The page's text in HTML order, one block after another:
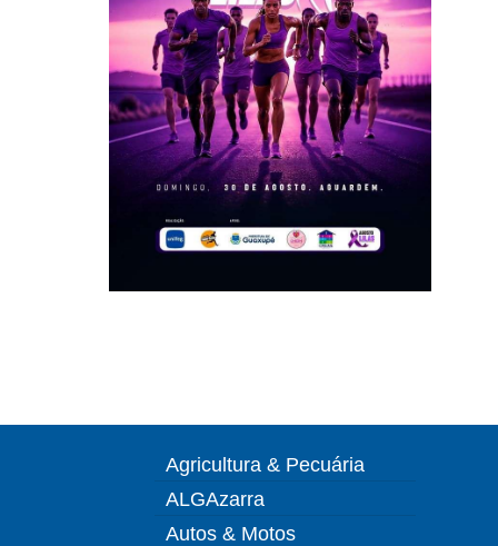
Agricultura & Pecuária
ALGAzarra
Autos & Motos